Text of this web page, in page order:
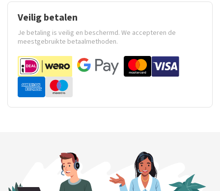
Veilig betalen
Je betaling is veilig en beschermd. We accepteren de
meestgebruikte betaalmethoden.